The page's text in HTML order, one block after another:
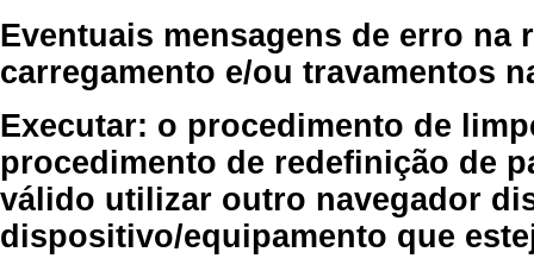
Eventuais mensagens de erro
carregamento e/ou travamentos
Executar: o procedimento de
procedimento de redefinição de
válido utilizar outro navegador
dispositivo/equipamento que